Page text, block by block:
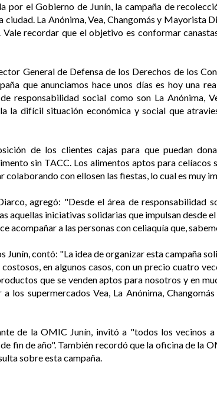
por el Gobierno de Junín, la campaña de
La Anónima, Vea, Changomás y Mayorista
recordar que el objetivo es conformar
General de Defensa de los Derechos de los
que anunciamos hace unos días es hoy una
responsabilidad social como son La Anónima,
la difícil situación económica y social que
de los clientes cajas para que puedan
sin TACC. Los alimentos aptos para celíacos
colaborando con ellosen las fiestas, lo cual es muy
agregó: "Desde el área de responsabilidad
aquellas iniciativas solidarias que impulsan desde
acompañar a las personas con celiaquía que,
contó: "La idea de organizar esta campaña
en algunos casos, con un precio cuatro
que se venden aptos para nosotros y en
los supermercados Vea, La Anónima,
de la OMIC Junín, invitó a "todos los vecinos
fin de año". También recordó que la oficina de la
sobre esta campaña.